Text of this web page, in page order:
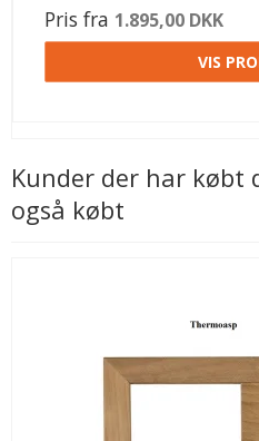
Pris fra 1.895,00 DKK
VIS
Kunder der har
også købt